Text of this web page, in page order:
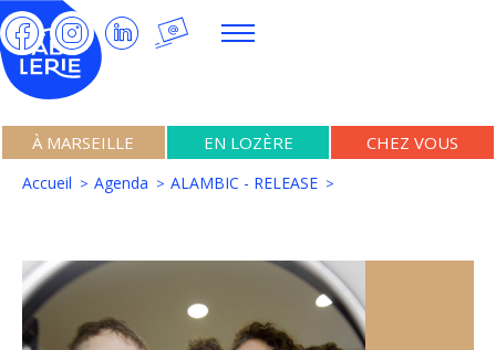
À MARSEILLE EN LOZÈRE CHEZ VOUS
Accueil Agenda ALAMBIC - RELEASE